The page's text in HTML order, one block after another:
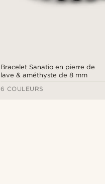
Bracelet Sanatio en pierre de
lave & améthyste de 8 mm
6 COULEURS